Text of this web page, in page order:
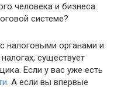
человека и бизнеса.
системе?
налоговыми органами и
существует
Если у вас уже есть
. А если вы впервые